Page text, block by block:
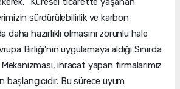
sürdürülebilirlik ve karbon
hazırlıklı olmasını zorunlu hale
Birliği’nin uygulamaya aldığı Sınırda
ihracat yapan firmalarımız
Bu sürece uyum